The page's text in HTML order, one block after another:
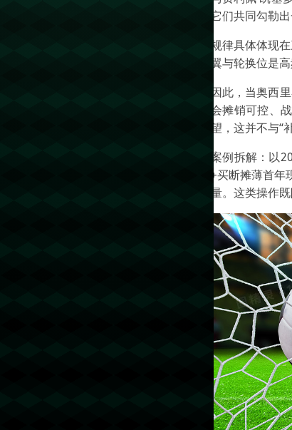
它们共同勾勒
规律具体体现
翼与轮换位是
因此，当奥西
会摊销可控、
望，这并不与“
案例拆解：以
+买断摊薄首
量。这类操作